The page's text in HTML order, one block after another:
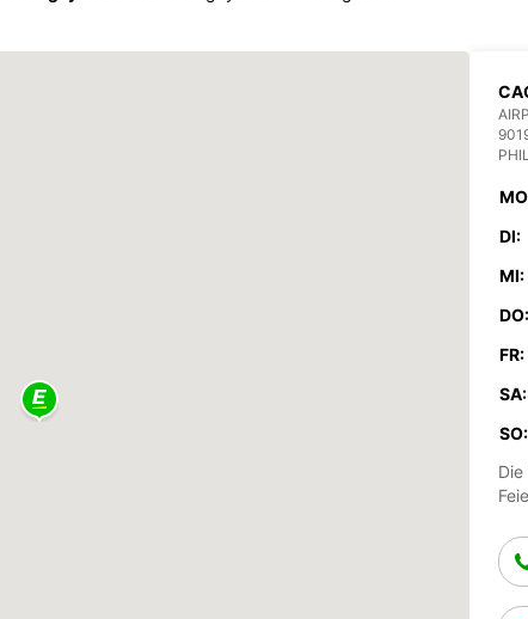
DI:
MI:
DO:
FR:
SA:
SO: